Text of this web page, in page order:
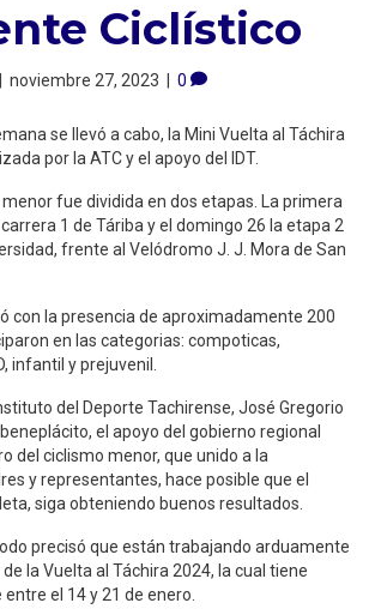
Ciclístico
| noviembre 27, 2023 | 0
se llevó a cabo, la Mini Vuelta al Táchira
por la ATC y el apoyo del IDT.
fue dividida en dos etapas. La primera
1 de Táriba y el domingo 26 la etapa 2
frente al Velódromo J. J. Mora de San
con la presencia de aproximadamente 200
en las categorias: compoticas,
infantil y prejuvenil.
del Deporte Tachirense, José Gregorio
el apoyo del gobierno regional
del ciclismo menor, que unido a la
y representantes, hace posible que el
siga obteniendo buenos resultados.
precisó que están trabajando arduamente
la Vuelta al Táchira 2024, la cual tiene
el 14 y 21 de enero.